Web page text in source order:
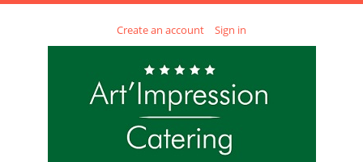
Create an account Sign in